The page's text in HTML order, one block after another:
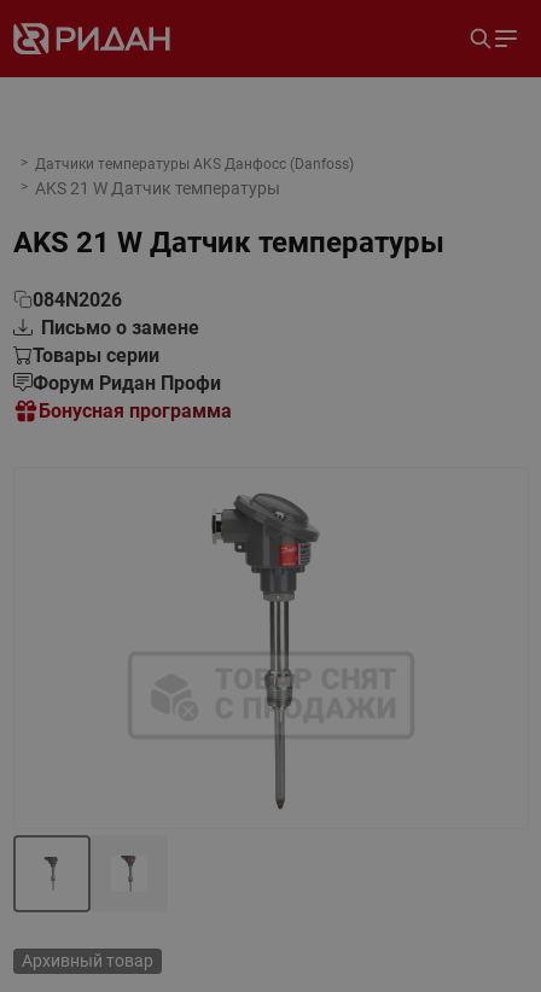
Датчики температуры AKS Данфосс (Danfoss)
AKS 21 W Датчик температуры
AKS 21 W Датчик температуры
084N2026
Письмо о замене
Товары серии
Форум Ридан Профи
Бонусная программа
Архивный товар